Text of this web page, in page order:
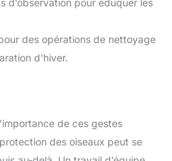
d’observation pour éduquer les
des opérations de nettoyage
d’hiver.
de ces gestes
des oiseaux peut se